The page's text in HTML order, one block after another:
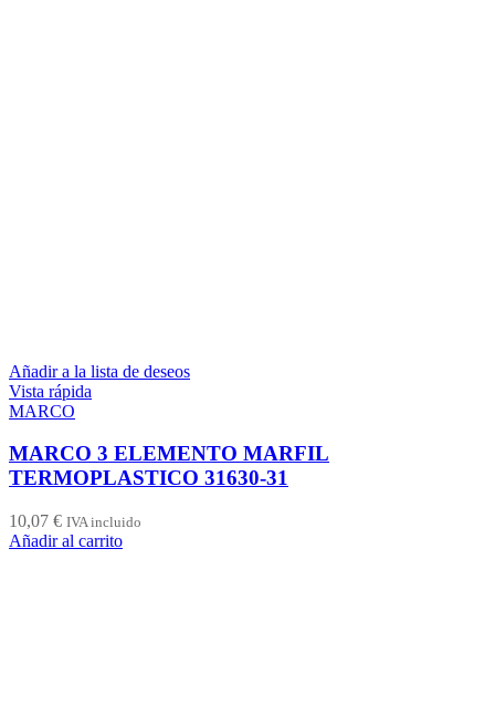
Añadir a la lista de deseos
Vista rápida
MARCO
MARCO 3 ELEMENTO MARFIL
TERMOPLASTICO 31630-31
10,07 € IVA incluido
Añadir al carrito